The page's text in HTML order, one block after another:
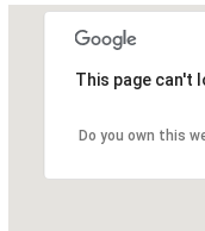
This page can't
Do you own this